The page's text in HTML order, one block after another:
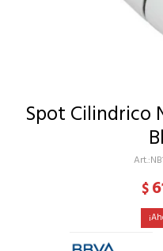
Spot Cilindrico
$